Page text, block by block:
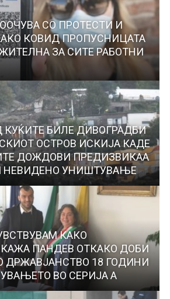
СО ПРОТЕСТИ И
КОВИД ПРОПУСНИЦАТА
ЗА СИТЕ РАБОТНИ
БИЛЕ ДИВОГРАДБИ
ОСТРОВ ИСКИЈА КАДЕ
ДОЖДОВИ ПРЕДИЗВИКАА
НЕВИДЕНО УНИШТУВАЊЕ
КАКО
ПАНДЕВ ОТКАКО ДОБИ
ДРЖАВЈАНСТВО 18 ГОДИНИ
ВО СЕРИЈА А